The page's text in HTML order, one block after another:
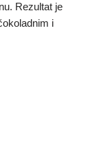
Rezultat je
i